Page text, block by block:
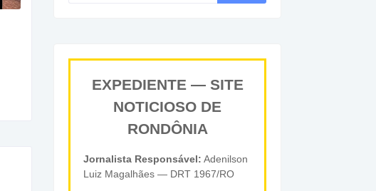
EXPEDIENTE — SITE
NOTICIOSO DE
RONDÔNIA
Jornalista Responsável: Adenilson
Luiz Magalhães — DRT 1967/RO